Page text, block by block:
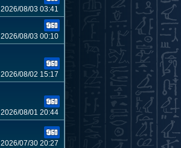
2026/08/03 03:41
2026/08/03 00:10
2026/08/02 15:17
2026/08/01 20:44
2026/07/30 20:27